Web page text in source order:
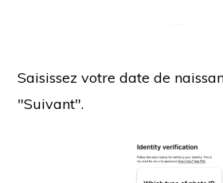
Saisissez votre date de
"Suivant".